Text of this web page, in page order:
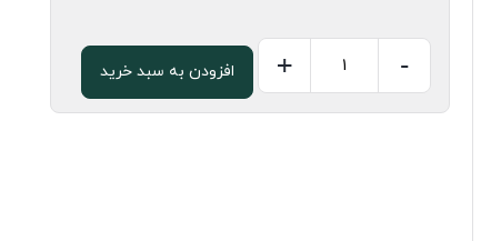
دی
-
+ افزودن به سبد خرید